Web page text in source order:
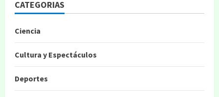
CATEGORIAS
Ciencia
Cultura y Espectáculos
Deportes